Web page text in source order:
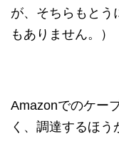
が、そちらもとう
もありません。）
Amazonでのケー
く、調達するほう